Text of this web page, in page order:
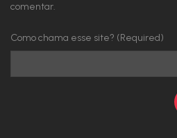
comentar.
Como chama esse site? (Required)